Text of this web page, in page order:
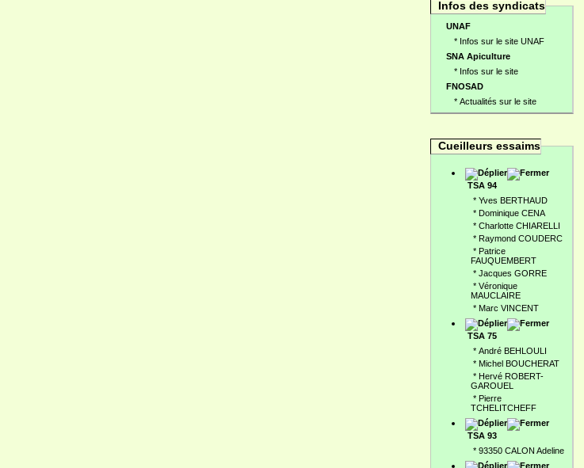
Infos des syndicats
UNAF
* Infos sur le site UNAF
SNA Apiculture
* Infos sur le site
FNOSAD
* Actualités sur le site
Cueilleurs essaims
TSA 94
* Yves BERTHAUD
* Dominique CENA
* Charlotte CHIARELLI
* Raymond COUDERC
* Patrice
FAUQUEMBERT
* Jacques GORRE
* Véronique
MAUCLAIRE
* Marc VINCENT
TSA 75
* André BEHLOULI
* Michel BOUCHERAT
* Hervé ROBERT-
GAROUEL
* Pierre
TCHELITCHEFF
TSA 93
* 93350 CALON Adeline